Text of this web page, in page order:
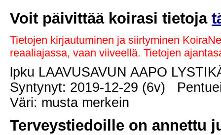
Voit päivittää koirasi tietoja
Tietojen kirjautuminen ja siirtyminen
reaaliajassa, vaan viiveellä. Tietojen
lpku LAAVUSAVUN AAPO
Syntynyt: 2019-12-29 (6v)
Väri: musta merkein
Terveystiedoille on annettu